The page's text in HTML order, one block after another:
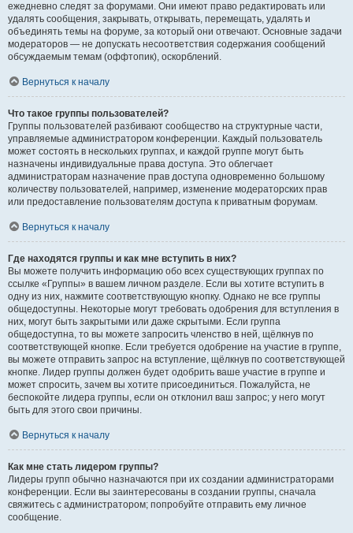
ежедневно следят за форумами. Они имеют право редактировать или
удалять сообщения, закрывать, открывать, перемещать, удалять и
объединять темы на форуме, за который они отвечают. Основные задачи
модераторов — не допускать несоответствия содержания сообщений
обсуждаемым темам (оффтопик), оскорблений.
Вернуться к началу
Что такое группы пользователей?
Группы пользователей разбивают сообщество на структурные части,
управляемые администратором конференции. Каждый пользователь
может состоять в нескольких группах, и каждой группе могут быть
назначены индивидуальные права доступа. Это облегчает
администраторам назначение прав доступа одновременно большому
количеству пользователей, например, изменение модераторских прав
или предоставление пользователям доступа к приватным форумам.
Вернуться к началу
Где находятся группы и как мне вступить в них?
Вы можете получить информацию обо всех существующих группах по
ссылке «Группы» в вашем личном разделе. Если вы хотите вступить в
одну из них, нажмите соответствующую кнопку. Однако не все группы
общедоступны. Некоторые могут требовать одобрения для вступления в
них, могут быть закрытыми или даже скрытыми. Если группа
общедоступна, то вы можете запросить членство в ней, щёлкнув по
соответствующей кнопке. Если требуется одобрение на участие в группе,
вы можете отправить запрос на вступление, щёлкнув по соответствующей
кнопке. Лидер группы должен будет одобрить ваше участие в группе и
может спросить, зачем вы хотите присоединиться. Пожалуйста, не
беспокойте лидера группы, если он отклонил ваш запрос; у него могут
быть для этого свои причины.
Вернуться к началу
Как мне стать лидером группы?
Лидеры групп обычно назначаются при их создании администраторами
конференции. Если вы заинтересованы в создании группы, сначала
свяжитесь с администратором; попробуйте отправить ему личное
сообщение.